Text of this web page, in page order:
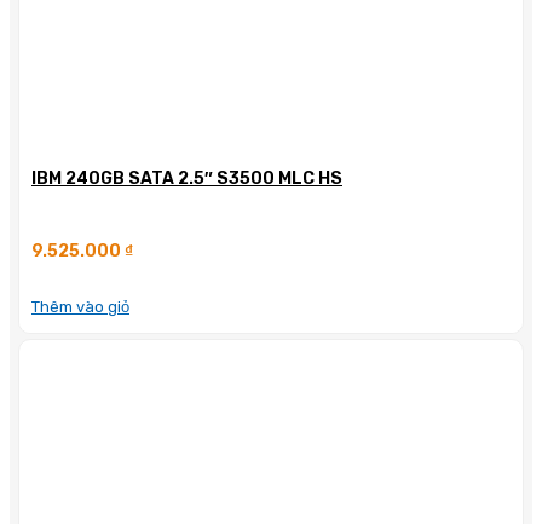
IBM 240GB SATA 2.5″ S3500 MLC HS
9.525.000 ₫
Thêm vào giỏ